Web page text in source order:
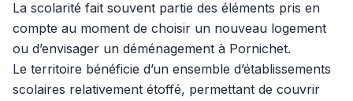
La scolarité fait souvent partie des éléments pris en
compte au moment de choisir un nouveau logement
ou d’envisager un déménagement à Pornichet.
Le territoire bénéficie d’un ensemble d’établissements
scolaires relativement étoffé, permettant de couvrir